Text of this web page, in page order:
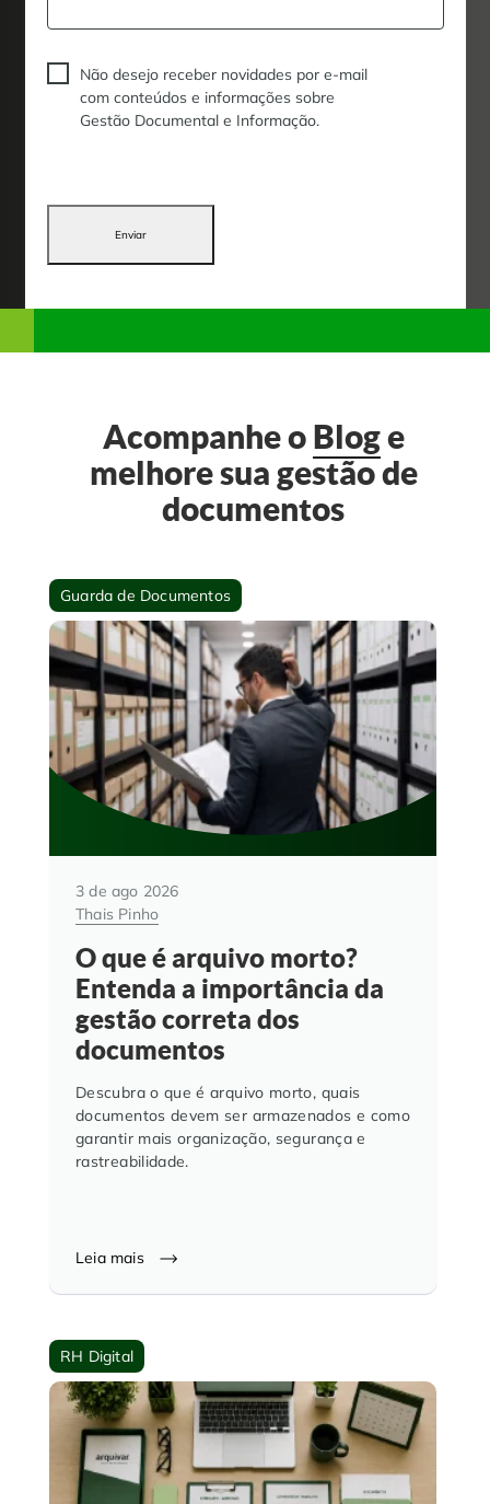
Não desejo receber novidades por e-mail
com conteúdos e informações sobre
Gestão Documental e Informação.
Enviar
Acompanhe o Bloge
melhore sua gestão de
documentos
Guarda de Documentos
3 de ago 2026
Thais Pinho
O que é arquivo morto?
Entenda a importância da
gestão correta dos
documentos
Descubra o que é arquivo morto, quais
documentos devem ser armazenados e como
garantir mais organização, segurança e
rastreabilidade.
Leia mais
RH Digital